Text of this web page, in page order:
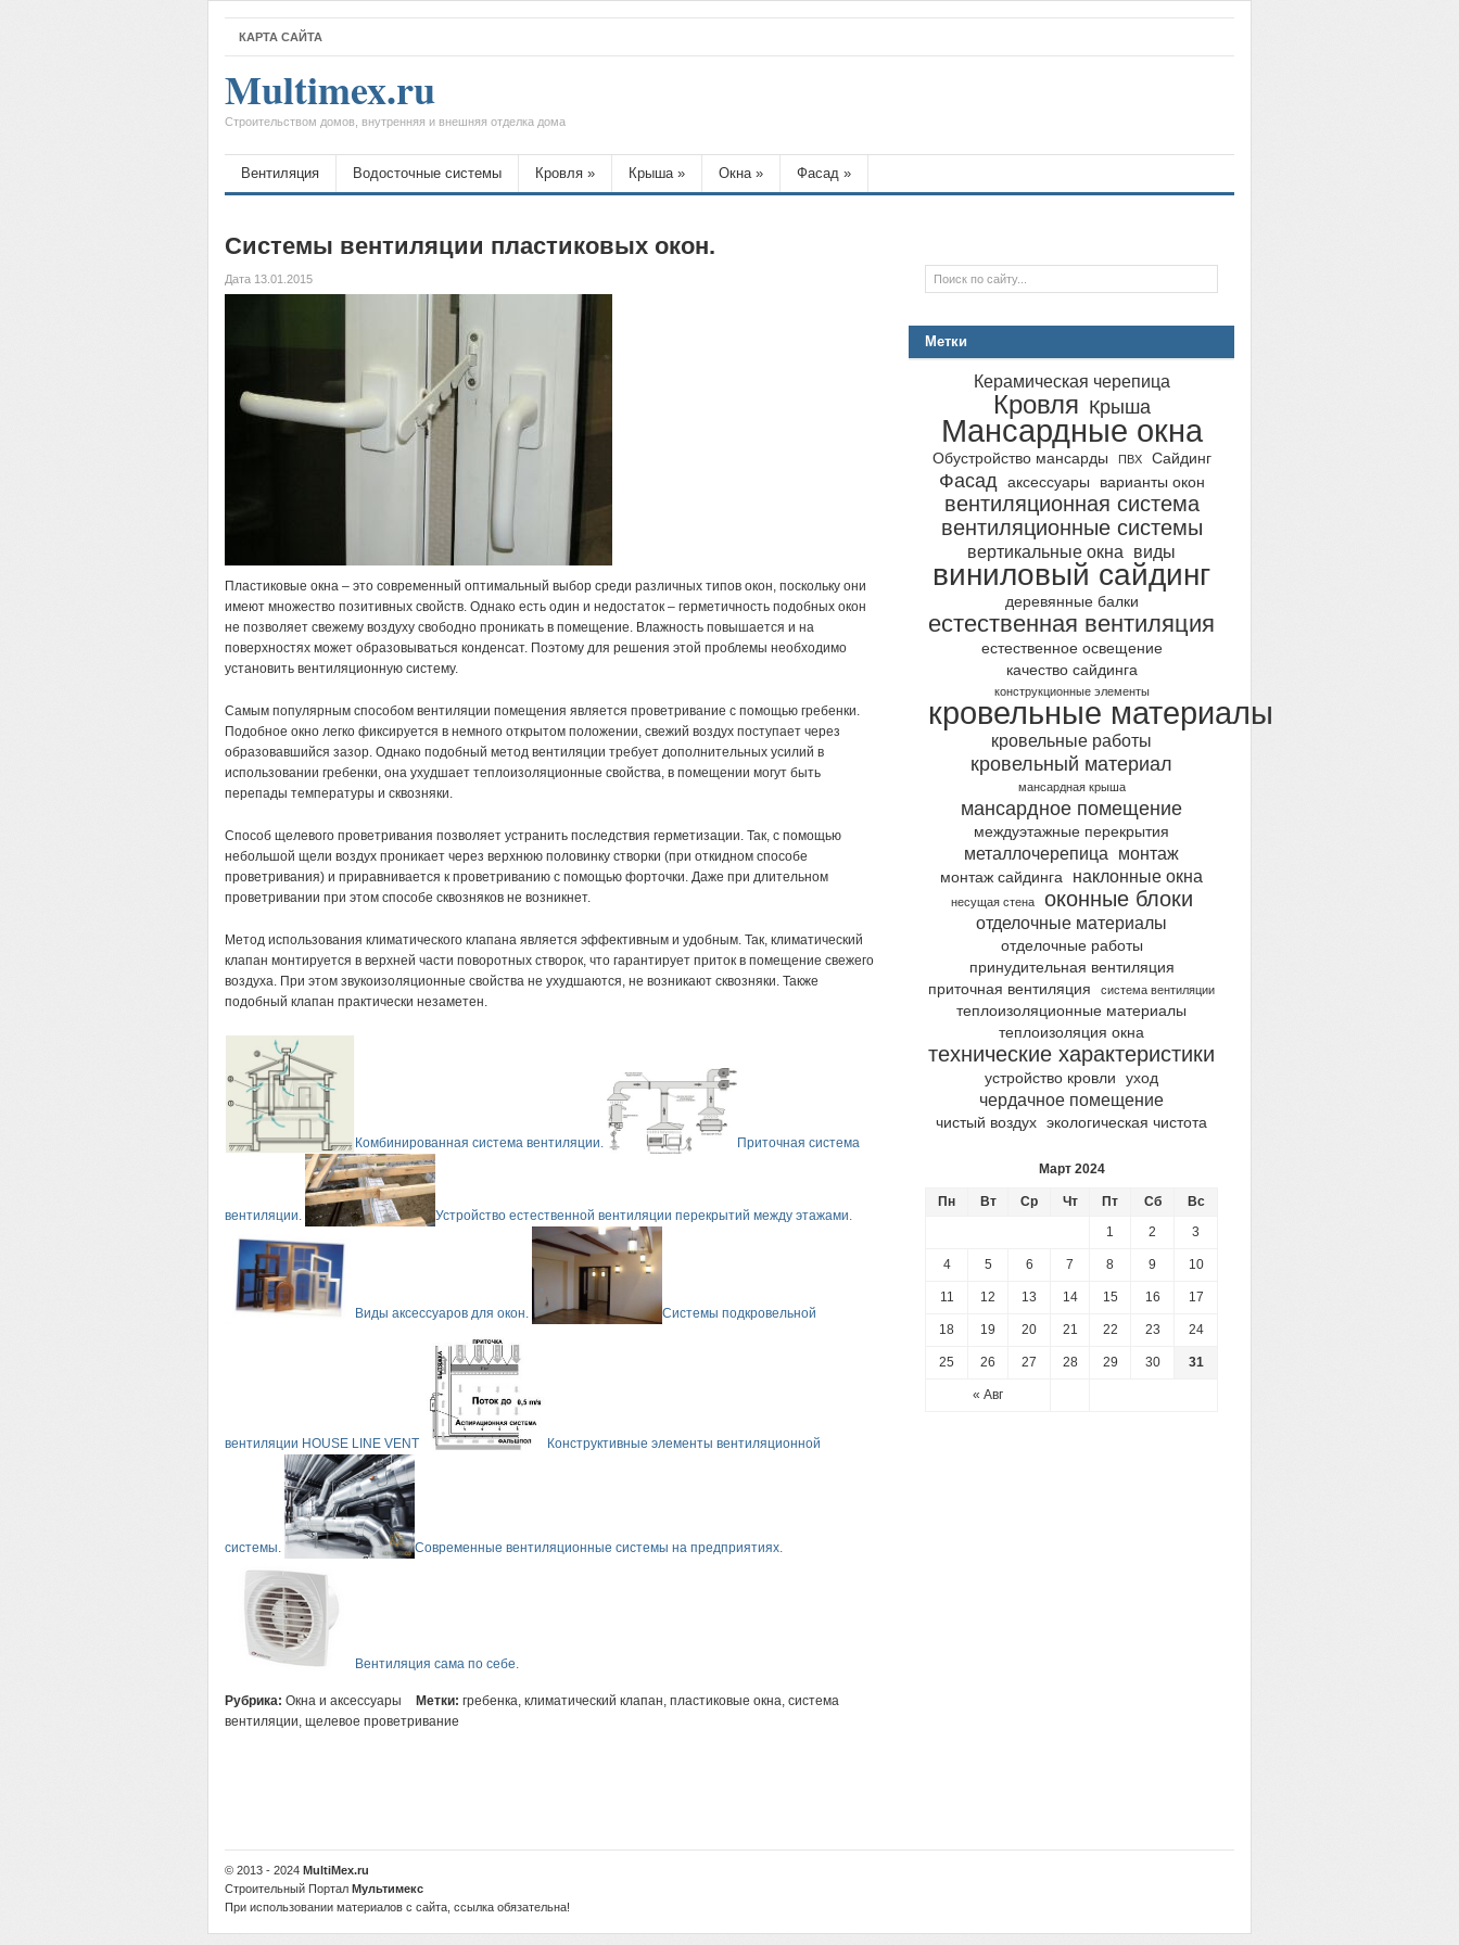
КАРТА САЙТА
Multimex.ru
Строительством домов, внутренняя и внешняя отделка дома
Вентиляция Водосточные системы Кровля » Крыша» Окна» Фасад »
Системы вентиляции пластиковых окон.
Дата 13.01.2015
Пластиковые окна – это современный оптимальный выбор среди различных типов окон, поскольку они
имеют множество позитивных свойств. Однако есть один и недостаток – герметичность подобных окон
не позволяет свежему воздуху свободно проникать в помещение. Влажность повышается и на
поверхностях может образовываться конденсат. Поэтому для решения этой проблемы необходимо
установить вентиляционную систему.
Самым популярным способом вентиляции помещения является проветривание с помощью гребенки.
Подобное окно легко фиксируется в немного открытом положении, свежий воздух поступает через
образовавшийся зазор. Однако подобный метод вентиляции требует дополнительных усилий в
использовании гребенки, она ухудшает теплоизоляционные свойства, в помещении могут быть
перепады температуры и сквозняки.
Способ щелевого проветривания позволяет устранить последствия герметизации. Так, с помощью
небольшой щели воздух проникает через верхнюю половинку створки (при откидном способе
проветривания) и приравнивается к проветриванию с помощью форточки. Даже при длительном
проветривании при этом способе сквозняков не возникнет.
Метод использования климатического клапана является эффективным и удобным. Так, климатический
клапан монтируется в верхней части поворотных створок, что гарантирует приток в помещение свежего
воздуха. При этом звукоизоляционные свойства не ухудшаются, не возникают сквозняки. Также
подобный клапан практически незаметен.
Комбинированная система вентиляции. Приточная система
вентиляции. Устройство естественной вентиляции перекрытий между этажами.
Виды аксессуаров для окон. Системы подкровельной
вентиляции HOUSE LINE VENT Конструктивные элементы вентиляционной
системы. Современные вентиляционные системы на предприятиях.
Вентиляция сама по себе.
Рубрика: Окна и аксессуары Метки: гребенка, климатический клапан, пластиковые окна, система
вентиляции, щелевое проветривание
Метки
Керамическая черепица
Кровля Крыша
Мансардные окна
Обустройство мансарды ПВХ Сайдинг
Фасад аксессуары варианты окон
вентиляционная система
вентиляционные системы
вертикальные окна виды
виниловый сайдинг
деревянные балки
естественная вентиляция
естественное освещение
качество сайдинга
конструкционные элементы
кровельные материалы
кровельные работы
кровельный материал
мансардная крыша
мансардное помещение
междуэтажные перекрытия
металлочерепица монтаж
монтаж сайдинга наклонные окна
несущая стена оконные блоки
отделочные материалы
отделочные работы
принудительная вентиляция
приточная вентиляция
система вентиляции
теплоизоляционные материалы
теплоизоляция окна
технические характеристики
устройство кровли уход
чердачное помещение
чистый воздух экологическая чистота
Март 2024
Пн Вт Ср Чт Пт Сб Вс
« Авг
1 2 3
4 5 6 7 8 9 10
11 12 13 14 15 16 17
18 19 20 21 22 23 24
25 26 27 28 29 30 31
© 2013 - 2024 MultiMex.ru
Строительный Портал Мультимекс
При использовании материалов с сайта, ссылка обязательна!